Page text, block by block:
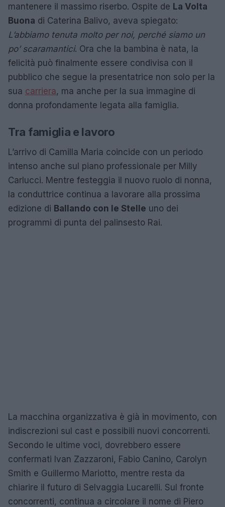
mantenere il massimo riserbo. Ospite de La Volta
Buona di Caterina Balivo, aveva spiegato:
L’abbiamo tenuta molto per noi, perché siamo un
po’ scaramantici. Ora che la bambina è nata, la
felicità può finalmente essere condivisa con il
pubblico che segue la presentatrice non solo per la
sua carriera, ma anche per la sua immagine di
donna profondamente legata alla famiglia.
Tra famiglia e lavoro
L’arrivo di Camilla Maria coincide con un periodo
intenso anche sul piano professionale per Milly
Carlucci. Mentre festeggia il nuovo ruolo di nonna,
la conduttrice continua a lavorare alla prossima
edizione di Ballando con le Stelle uno dei
programmi di punta del palinsesto Rai.
La macchina organizzativa è già in movimento, con
indiscrezioni sul cast e possibili nuovi concorrenti.
Secondo le ultime voci, dovrebbero essere
confermati Ivan Zazzaroni, Fabio Canino, Carolyn
Smith e Guillermo Mariotto, mentre resta da
chiarire il futuro di Selvaggia Lucarelli. Sul fronte
concorrenti, continua a circolare il nome di Piero